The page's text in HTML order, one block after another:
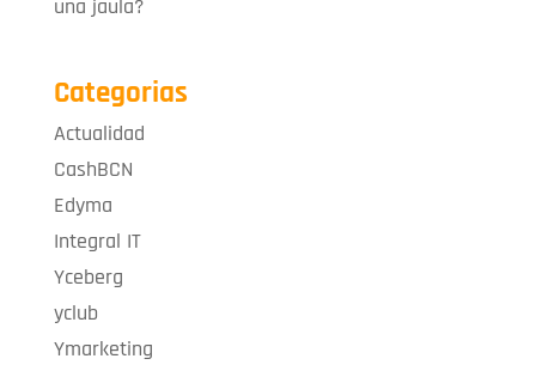
una jaula?
Categorias
Actualidad
CashBCN
Edyma
Integral IT
Yceberg
yclub
Ymarketing